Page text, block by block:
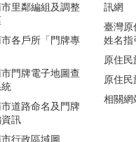
里鄰編組及調整
各戶所「門牌專
門牌電子地圖查
道路命名及門牌
訊
行政區域圖
訊網
臺灣原
姓名指
原住
原住
相關網